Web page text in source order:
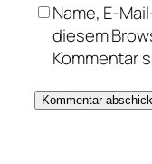
Name, E-
diesem
Kommentar